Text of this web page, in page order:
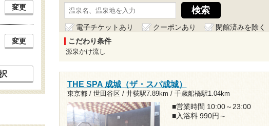
電子チケットあり クーポンあり
閉館済みを除く
こだわり条件
源泉かけ流し
THE SPA 成城（ザ・スパ成城）
東京都 / 世田谷区 / 井荻駅7.89km / 千歳船橋駅1.04km
■営業時間 10:00～23:00
■入浴料 990円～
変更
変更